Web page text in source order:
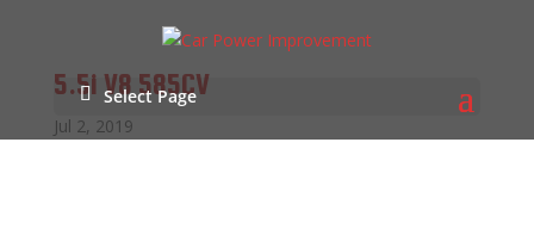
Select Page
5.5i V8 585CV
Jul 2, 2019